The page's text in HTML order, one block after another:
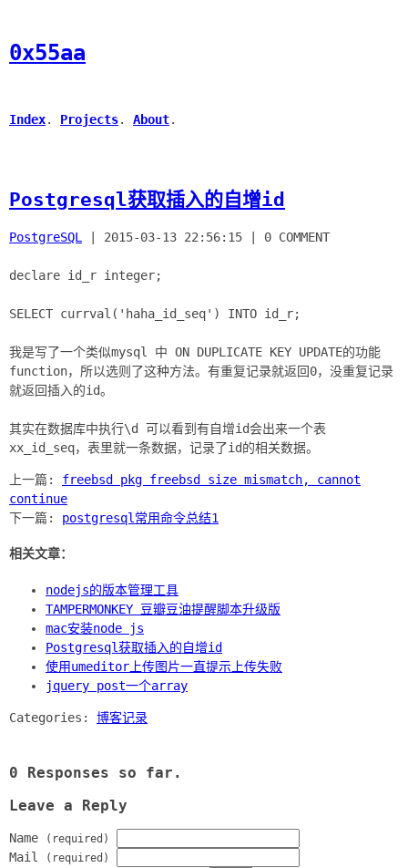
0x55aa
Index. Projects. About.
Postgresql获取插入的自增id
PostgreSQL 2015-03-13 22:56:15 0 COMMENT
declare id_r integer;
SELECT currval('haha_id_seq') INTO id_r;
我是写了一个类似mysql 中 ON DUPLICATE KEY UPDATE的功能
function，所以选则了这种方法。有重复记录就返回0，没重复记录
就返回插入的id。
其实在数据库中执行\d 可以看到有自增id会出来一个表
上一篇: freebsd pkg freebsd size mismatch, cannot
continue
下一篇: postgresql常用命令总结1
相关文章：
nodejs的版本管理工具
TAMPERMONKEY 豆瓣豆油提醒脚本升级版
mac安装node js
Postgresql获取插入的自增id
使用umeditor上传图片一直提示上传失败
jquery post一个array
Categories: 博客记录
0 Responses so far.
Leave a Reply
Name (required)
Mail (required)